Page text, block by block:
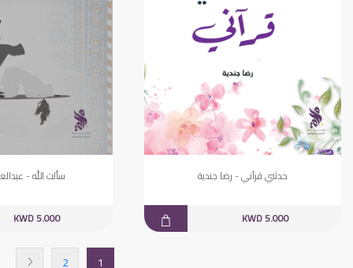
حدثني قرآني - رضا جندية
KWD 5.000
سألت الله -
KWD 5.000
1
2